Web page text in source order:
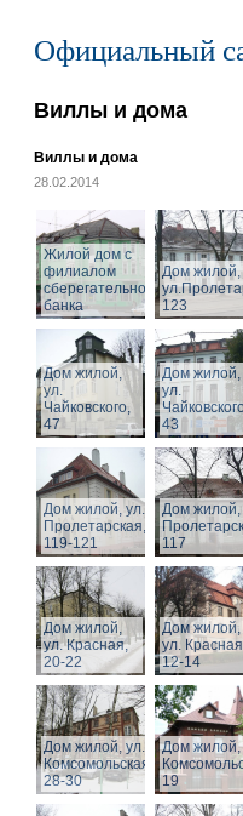
Официальный
Виллы и дома
Виллы и дома
28.02.2014
Жилой дом с
филиалом
сберегательного
банка
Дом жилой,
123
Дом жилой,
ул.
Чайковского,
47
Дом жилой,
ул.
43
Дом жилой, ул.
Пролетарская,
119-121
Дом жилой,
117
Дом жилой,
ул. Красная,
20-22
Дом жилой,
ул.
12-14
Дом жилой, ул.
Комсомольская,
28-30
Дом жилой,
19